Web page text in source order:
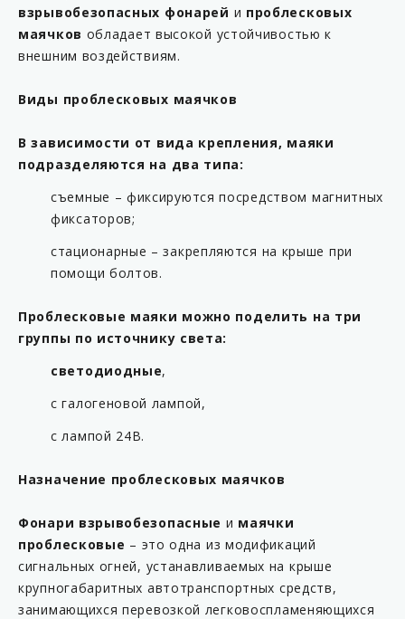
взрывобезопасных фонарей и проблесковых
маячков обладает высокой устойчивостью к
внешним воздействиям.
Виды проблесковых маячков
В зависимости от вида крепления, маяки
подразделяются на два типа:
съемные – фиксируются посредством магнитных
фиксаторов;
стационарные – закрепляются на крыше при
помощи болтов.
Проблесковые маяки можно поделить на три
группы по источнику света:
светодиодные,
с галогеновой лампой,
с лампой 24В.
Назначение проблесковых маячков
Фонари взрывобезопасные и маячки
проблесковые – это одна из модификаций
сигнальных огней, устанавливаемых на крыше
крупногабаритных автотранспортных средств,
занимающихся перевозкой легковоспламеняющихся